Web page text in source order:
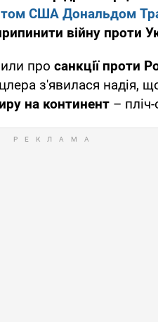
США Дональдом
війну проти
про санкції проти
з'явилася надія,
на континент –